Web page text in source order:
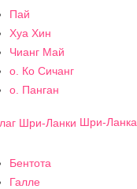
Пай
Хуа Хин
Чианг Май
о. Ко Сичанг
о. Панган
Шри-Ланка
Бентота
Галле